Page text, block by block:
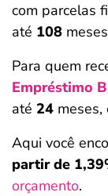
com parcelas
até 108
Para quem
Empréstimo
até 24
Aqui você
partir de
orçamento.